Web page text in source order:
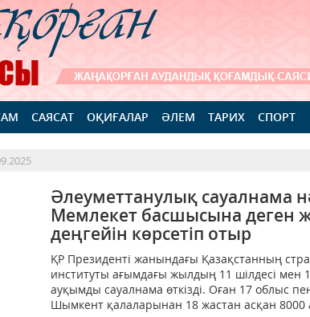
САЯСАТ ОҚИҒАЛАР ӘЛЕМ ТАРИХ СПОРТ
Әлеуметтанулық сауалнама
Мемлекет басшысына деген
деңгейін көрсетіп отыр
ҚР Президенті жанындағы Қазақстанның
институты ағымдағы жылдың 11 шілдесі мен
ауқымды сауалнама өткізді. Оған 17 облыс
Шымкент қалаларынан 18 жастан асқан 8000